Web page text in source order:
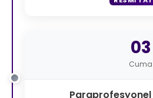
03
Cuma
Paraprofesyonel